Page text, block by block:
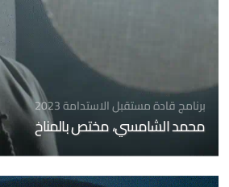
برنامج قادة مستقبل الاستدامة 2023
محمد الشامسي، مختص بالمناخ